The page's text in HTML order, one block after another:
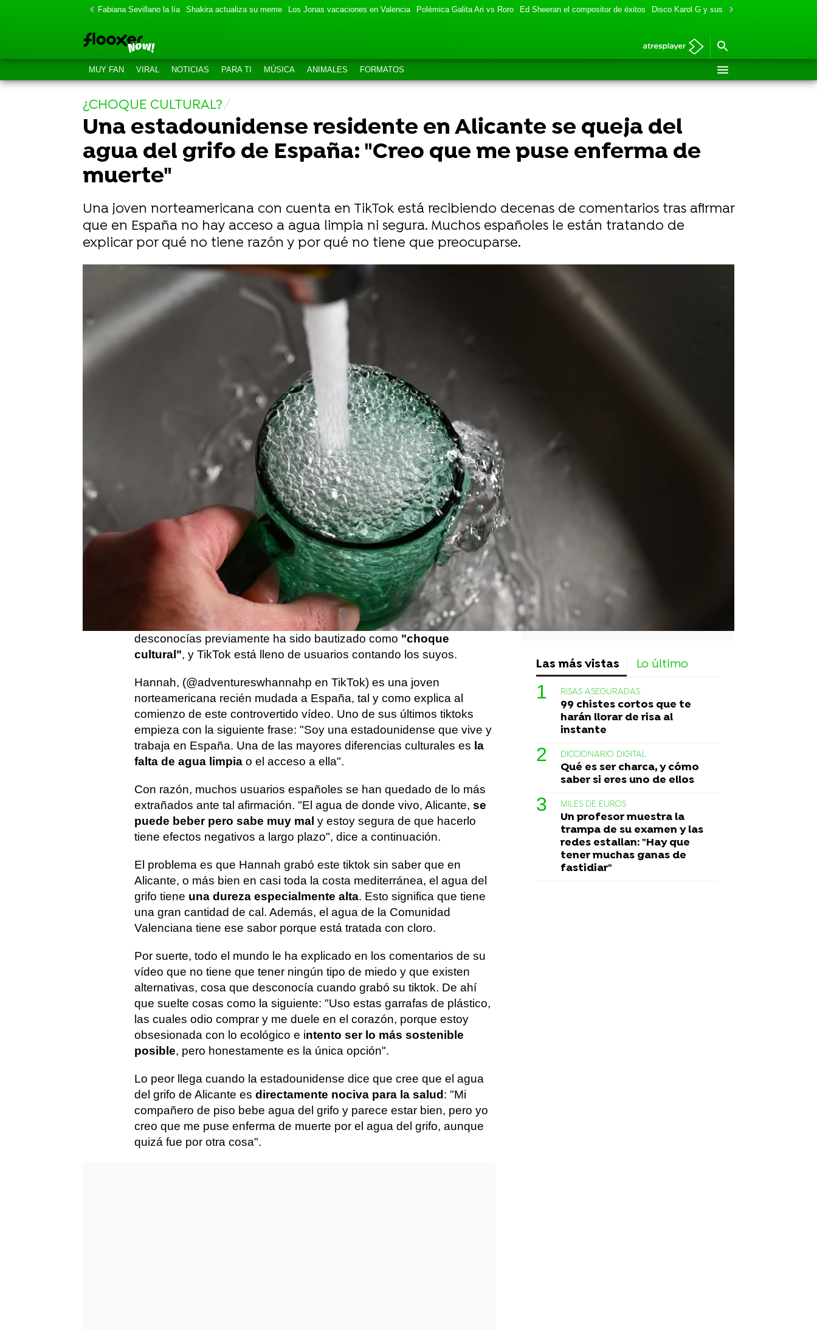
Fabiana Sevillano la lía Shakira actualiza su meme Los Jonas vacaciones en Valencia Polémica Galita Ari vs Roro Ed Sheeran el compositor de éxitos Disco Karol G y sus colaboraciones
MUY FAN VIRAL NOTICIAS PARA TI MÚSICA ANIMALES FORMATOS
¿CHOQUE CULTURAL?
Una estadounidense residente en Alicante se queja del
agua del grifo de España: "Creo que me puse enferma de
muerte"
Una joven norteamericana con cuenta en TikTok está recibiendo decenas de comentarios tras afirmar
que en España no hay acceso a agua limpia ni segura. Muchos españoles le están tratando de
explicar por qué no tiene razón y por qué no tiene que preocuparse.
Cocinar el salmón en el lavavajillas: un truco que solo se le podría ocurrir a un estadounidense
Jaime García Sánchez
11 de noviembre de 2023, 17:03 WhatsappFacebook
X Flipboard
Vivir en otro país es toda una experiencia, sobre todo durante el
periodo de tiempo en el que todavía eresun recién llegadoy,
depende de donde estés, te toca a acostumbrarte a ciertas cosas.
En Internet, ese shock inicial al descubrir de primera mano
costumbres o características del lugar en el que estás que
desconocías previamente ha sido bautizado como "choque
cultural", y TikTok está lleno de usuarios contando los suyos.
Hannah, (@adventureswhannahp en TikTok) es una joven
norteamericana recién mudada a España, tal y como explica al
comienzo de este controvertido vídeo. Uno de sus últimos tiktoks
empieza con la siguiente frase: "Soy una estadounidense que vive y
trabaja en España. Una de las mayores diferencias culturales es la
falta de agua limpia o el acceso a ella".
Con razón, muchos usuarios españoles se han quedado de lo más
extrañados ante tal afirmación. "El agua de donde vivo, Alicante, se
puede beber pero sabe muy mal y estoy segura de que hacerlo
tiene efectos negativos a largo plazo", dice a continuación.
El problema es que Hannah grabó este tiktok sin saber que en
Alicante, o más bien en casi toda la costa mediterránea, el agua del
grifo tiene una dureza especialmente alta. Esto significa que tiene
una gran cantidad de cal. Además, el agua de la Comunidad
Valenciana tiene ese sabor porque está tratada con cloro.
Por suerte, todo el mundo le ha explicado en los comentarios de su
vídeo que no tiene que tener ningún tipo de miedo y que existen
alternativas, cosa que desconocía cuando grabó su tiktok. De ahí
que suelte cosas como la siguiente: "Uso estas garrafas de plástico,
las cuales odio comprar y me duele en el corazón, porque estoy
obsesionada con lo ecológico e intento ser lo más sostenible
posible, pero honestamente es la única opción".
Lo peor llega cuando la estadounidense dice que cree que el agua
del grifo de Alicante es directamente nociva para la salud : "Mi
compañero de piso bebe agua del grifo y parece estar bien, pero yo
creo que me puse enferma de muerte por el agua del grifo, aunque
quizá fue por otra cosa".
Las más vistas Lo último
RISAS ASEGURADAS
99 chistes cortos que te
harán llorar de risa al
instante
DICCIONARIO DIGITAL
Qué es ser charca, y cómo
saber si eres uno de ellos
MILES DE EUROS
Un profesor muestra la
trampa de su examen y las
redes estallan: "Hay que
tener muchas ganas de
fastidiar"